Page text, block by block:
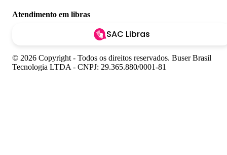
Atendimento em libras
SAC Libras
© 2026 Copyright - Todos os direitos reservados. Buser Brasil
Tecnologia LTDA - CNPJ: 29.365.880/0001-81